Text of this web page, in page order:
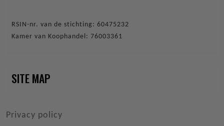
RSIN-nr. van de stichting: 60475232
Kamer van Koophandel: 76003361
SITE MAP
VOET
Privacy policy